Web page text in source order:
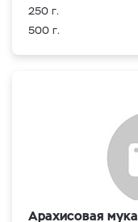
250 г.
500 г.
Арахисовая мука